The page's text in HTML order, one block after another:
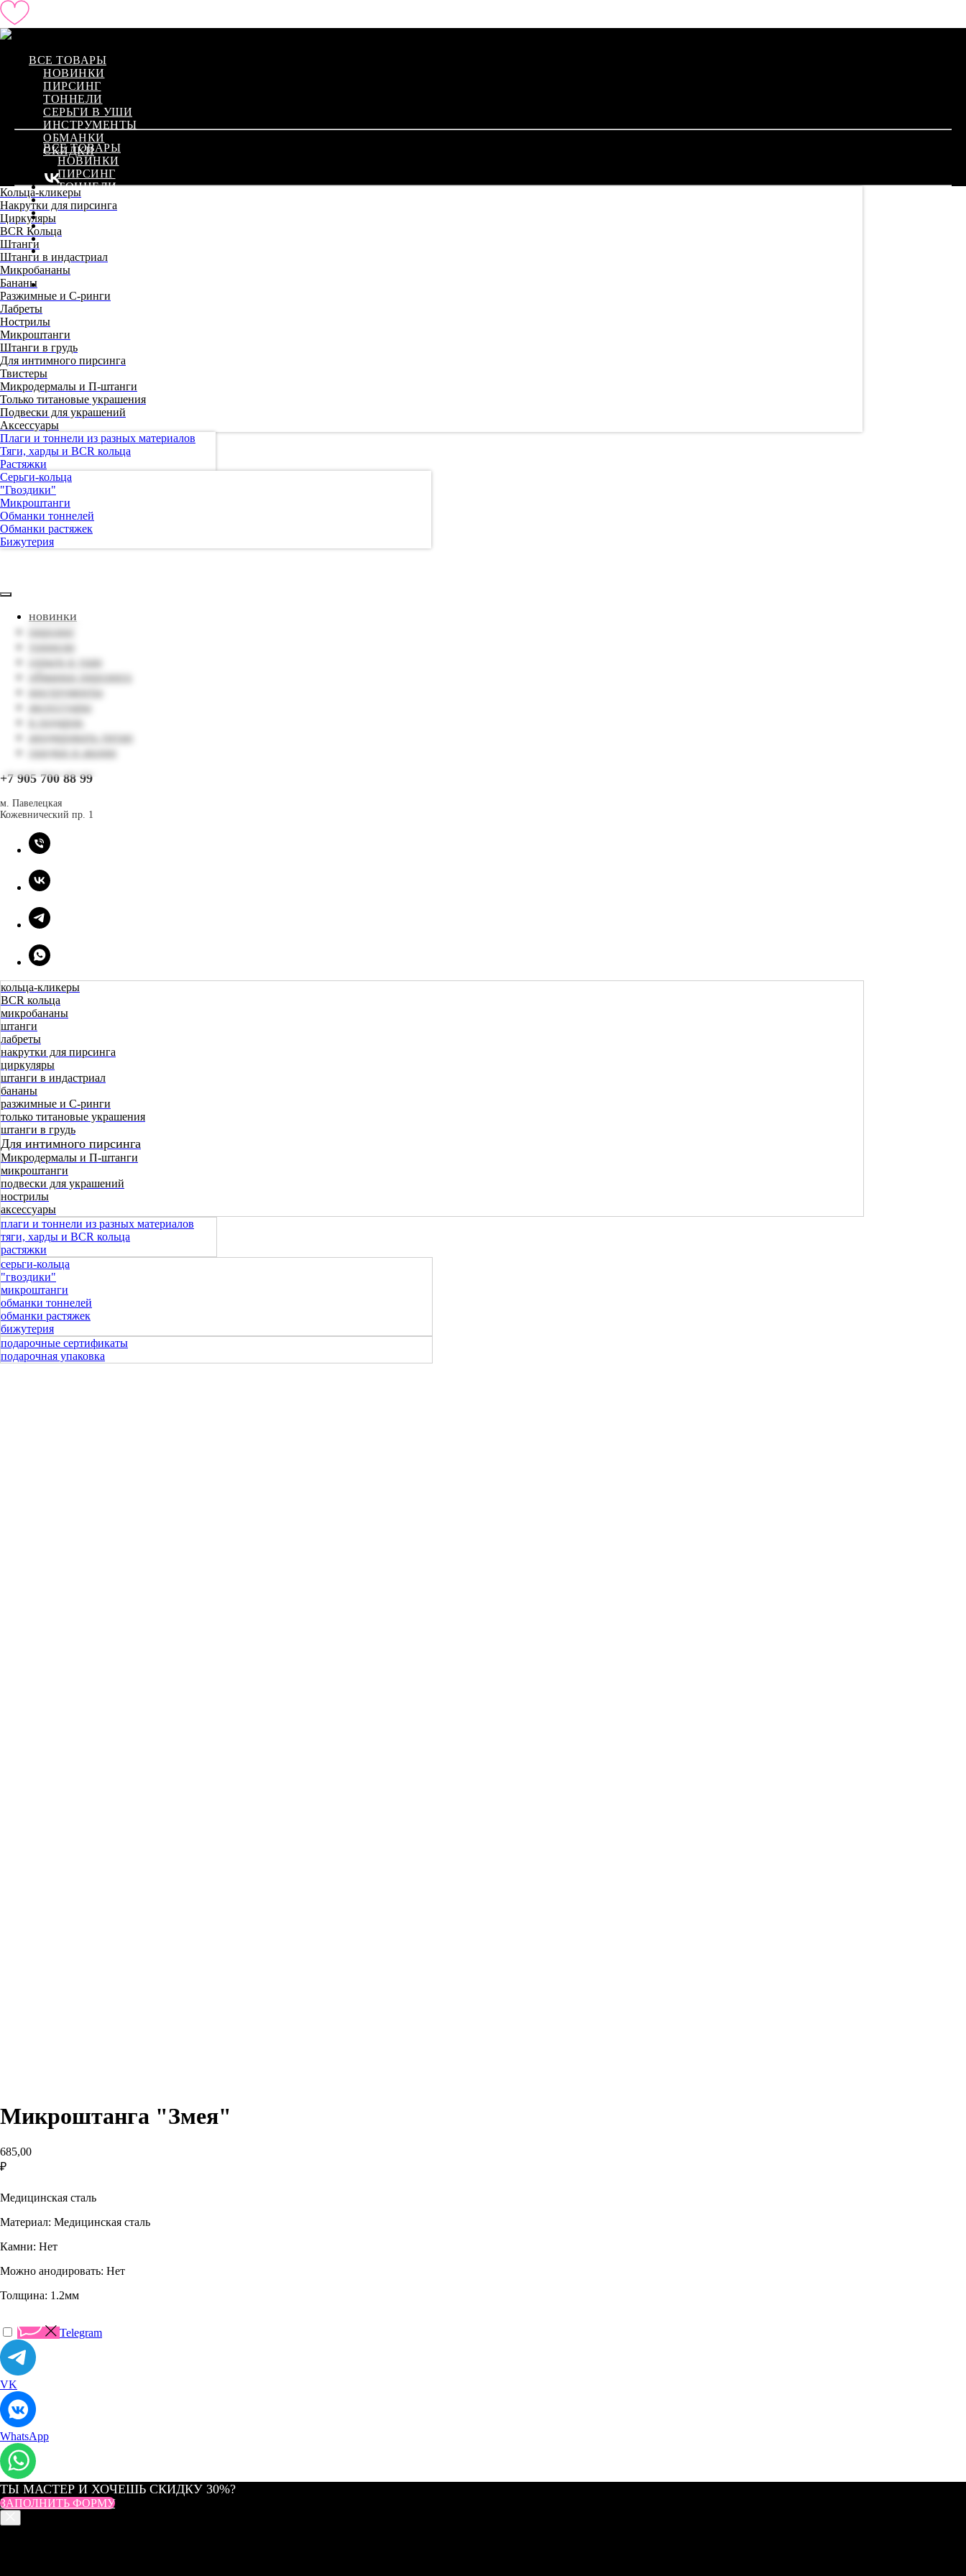
ВСЕ ТОВАРЫ
НОВИНКИ
ПИРСИНГ
ТОННЕЛИ
СЕРЬГИ В УШИ
ИНСТРУМЕНТЫ
ОБМАНКИ
СКИДКИ
ВСЕ ТОВАРЫ
НОВИНКИ
ПИРСИНГ
ТОННЕЛИ
СЕРЬГИ В УШИ
ИНСТРУМЕНТЫ
СКИДКИ
Кольца-кликеры
Накрутки для пирсинга
Циркуляры
BCR Кольца
Штанги
Штанги в индастриал
Микробананы
Бананы
Разжимные и C-ринги
Лабреты
Нострилы
Микроштанги
Штанги в грудь
Для интимного пирсинга
Твистеры
Микродермалы и П-штанги
Только титановые украшения
Подвески для украшений
Аксессуары
Плаги и тоннели из разных материалов
Тяги, харды и BCR кольца
Растяжки
Серьги-кольца
"Гвоздики"
Микроштанги
Обманки тоннелей
Обманки растяжек
Бижутерия
новинки
пирсинг
тоннели
серьги в уши
обманки пирсинга
инструменты
аксессуары
в подарок
анодировать титан
скидки и акции
+7 905 700 88 99
м. Павелецкая
Кожевнический пр. 1
кольца-кликеры
BCR кольца
микробананы
штанги
лабреты
накрутки для пирсинга
циркуляры
штанги в индастриал
бананы
разжимные и C-ринги
только титановые украшения
штанги в грудь
Для интимного пирсинга
Микродермалы и П-штанги
микроштанги
подвески для украшений
нострилы
аксессуары
плаги и тоннели из разных материалов
тяги, харды и BCR кольца
растяжки
серьги-кольца
"гвоздики"
микроштанги
обманки тоннелей
обманки растяжек
бижутерия
подарочные сертификаты
подарочная упаковка
Микроштанга "Змея"
685,00
₽
Медицинская сталь
Материал: Медицинская сталь
Камни: Нет
Можно анодировать: Нет
Толщина: 1.2мм
Telegram
VK
WhatsApp
ТЫ МАСТЕР И ХОЧЕШЬ СКИДКУ 30%?
ЗАПОЛНИТЬ ФОРМУ